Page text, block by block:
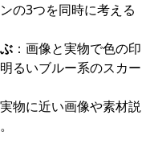
の3つを同時に考える
：画像と実物で色の印
るいブルー系のスカー
物に近い画像や素材説